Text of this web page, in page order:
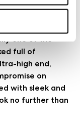
one of the
full of
high end,
on
with sleek and
no further than